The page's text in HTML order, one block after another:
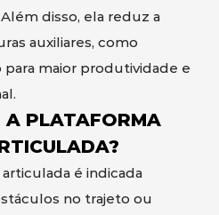
disso, ela reduz a
auxiliares, como
maior produtividade e
A PLATAFORMA
é indicada
no trajeto ou